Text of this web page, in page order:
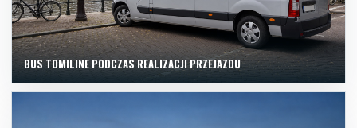
BUS TOMILINE PODCZAS REALIZACJI PRZEJAZDU